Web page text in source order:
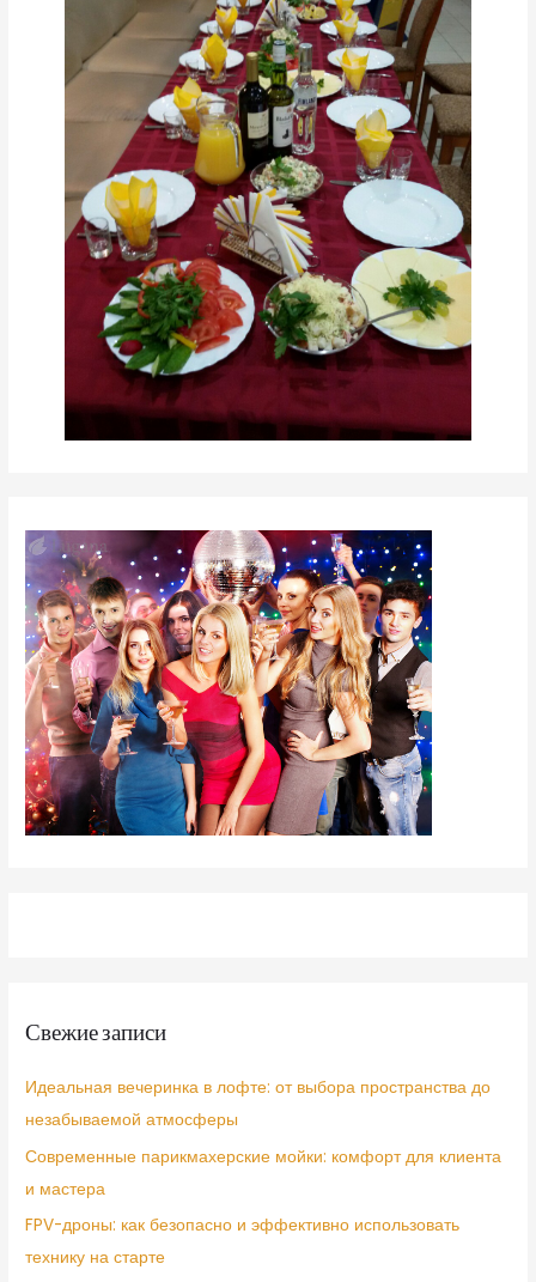
Свежие записи
Идеальная вечеринка в лофте: от выбора пространства до
незабываемой атмосферы
Современные парикмахерские мойки: комфорт для клиента
и мастера
FPV-дроны: как безопасно и эффективно использовать
технику на старте